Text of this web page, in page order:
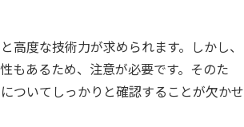
度な技術力が求められます。しかし、
もあるため、注意が必要です。そのた
ついてしっかりと確認することが欠かせ